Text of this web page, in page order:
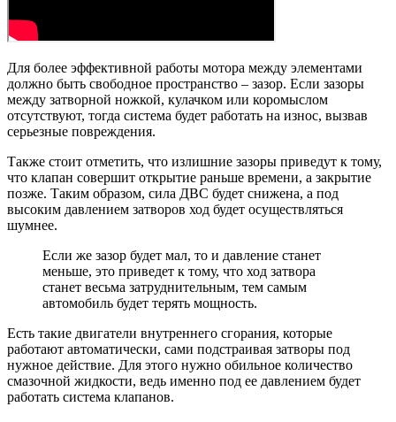
Для более эффективной работы мотора между элементами
должно быть свободное пространство – зазор. Если зазоры
между затворной ножкой, кулачком или коромыслом
отсутствуют, тогда система будет работать на износ, вызвав
серьезные повреждения.
Также стоит отметить, что излишние зазоры приведут к тому,
что клапан совершит открытие раньше времени, а закрытие
позже. Таким образом, сила ДВС будет снижена, а под
высоким давлением затворов ход будет осуществляться
шумнее.
Если же зазор будет мал, то и давление станет
меньше, это приведет к тому, что ход затвора
станет весьма затруднительным, тем самым
автомобиль будет терять мощность.
Есть такие двигатели внутреннего сгорания, которые
работают автоматически, сами подстраивая затворы под
нужное действие. Для этого нужно обильное количество
смазочной жидкости, ведь именно под ее давлением будет
работать система клапанов.